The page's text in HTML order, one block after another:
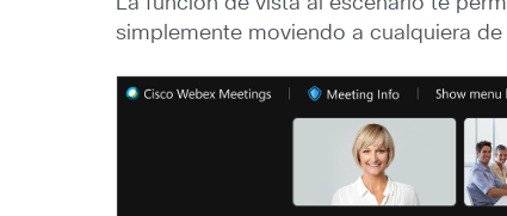
simplemente moviendo a cualquiera